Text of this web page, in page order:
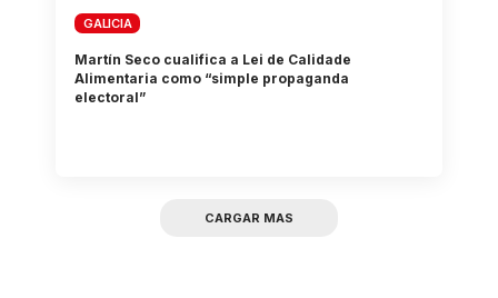
GALICIA
Martín Seco cualifica a Lei de Calidade
Alimentaria como “simple propaganda
electoral”
CARGAR MAS